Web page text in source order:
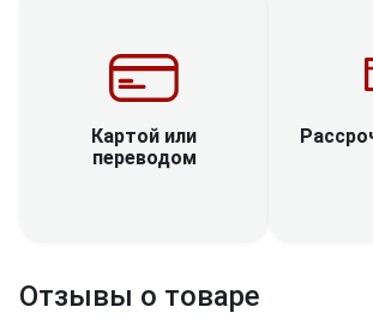
Картой или
переводом
Отзывы о товаре